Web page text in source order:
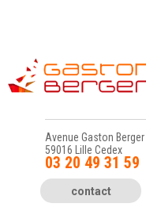
Avenue Gaston Berger
59016 Lille Cedex
03 20 49 31 59
contact